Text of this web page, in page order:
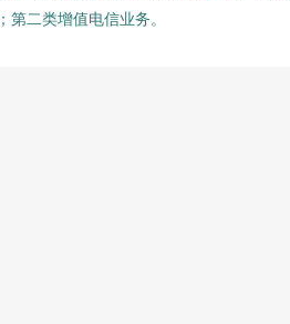
第二类增值电信业务。